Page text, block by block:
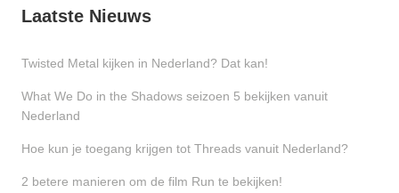
Laatste Nieuws
Twisted Metal kijken in Nederland? Dat kan!
What We Do in the Shadows seizoen 5 bekijken vanuit
Nederland
Hoe kun je toegang krijgen tot Threads vanuit Nederland?
2 betere manieren om de film Run te bekijken!